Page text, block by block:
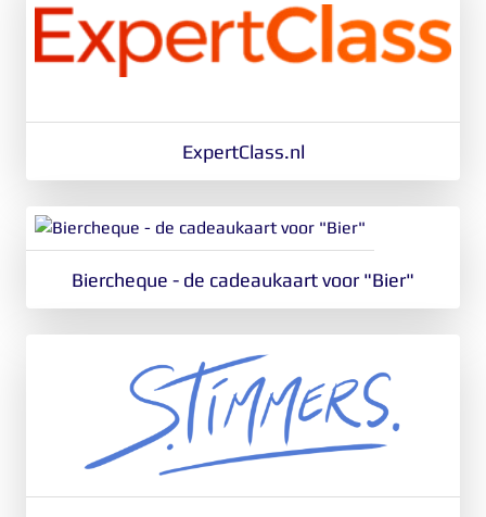
ExpertClass.nl
Biercheque - de cadeaukaart voor "Bier"